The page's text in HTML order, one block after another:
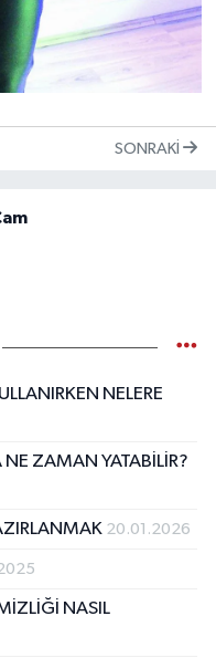
SONRAKI
NELERE
ZAMAN YATABİLİR?
20.01.2026
NASIL